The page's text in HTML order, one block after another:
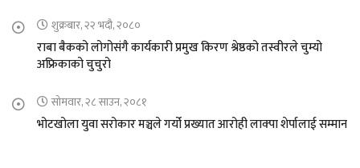
शुक्रबार, २२ भदौ, २०८०
राबा बैकको लोगोसंगै कार्यकारी प्रमुख किरण श्रेष्ठको तस्वीरले चुम्यो
अफ्रिकाको चुचुरो
सोमवार, २८ साउन, २०८१
भोटखोला युवा सरोकार मञ्चले गर्यो प्रख्यात आरोही लाक्पा शेर्पालाई सम्मान